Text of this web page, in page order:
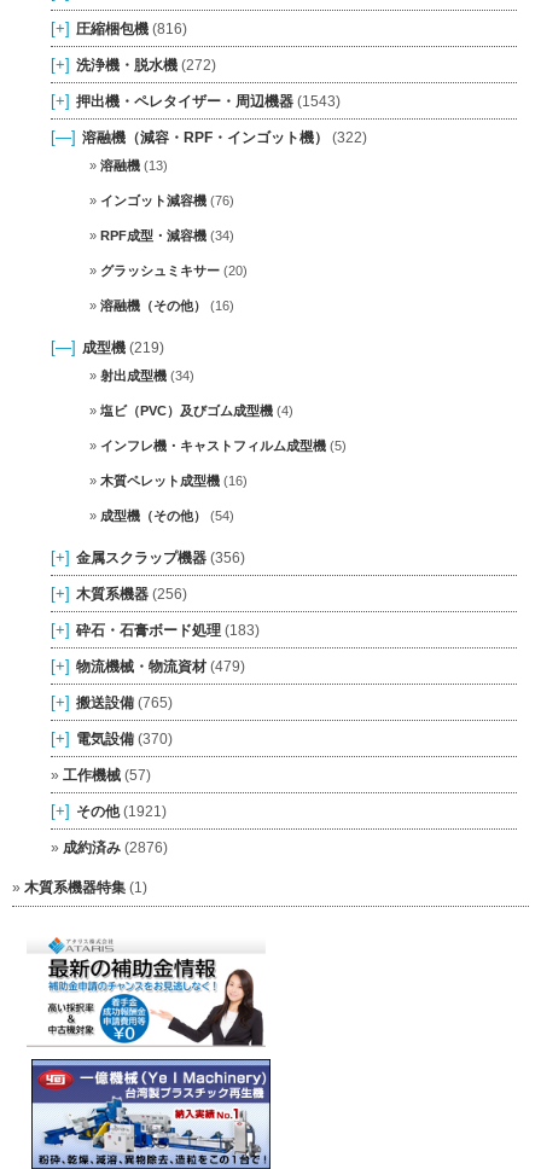
[+] 圧縮梱包機 (816)
[+] 洗浄機・脱水機 (272)
[+] 押出機・ペレタイザー・周辺機器 (1543)
[—] 溶融機（減容・RPF・インゴット機） (322)
溶融機 (13)
インゴット減容機 (76)
RPF成型・減容機 (34)
グラッシュミキサー (20)
溶融機（その他） (16)
[—] 成型機 (219)
射出成型機 (34)
塩ビ（PVC）及びゴム成型機 (4)
インフレ機・キャストフィルム成型機 (5)
木質ペレット成型機 (16)
成型機（その他） (54)
[+] 金属スクラップ機器 (356)
[+] 木質系機器 (256)
[+] 砕石・石膏ボード処理 (183)
[+] 物流機械・物流資材 (479)
[+] 搬送設備 (765)
[+] 電気設備 (370)
工作機械 (57)
[+] その他(1921)
成約済み (2876)
木質系機器特集 (1)